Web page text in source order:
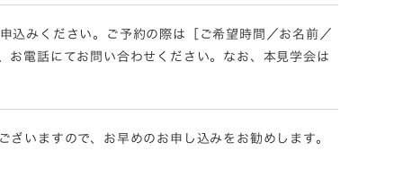
みください。ご予約の際は［ご希望時間／お名前／
お電話にてお問い合わせください。なお、本見学会は
いますので、お早めのお申し込みをお勧めします。